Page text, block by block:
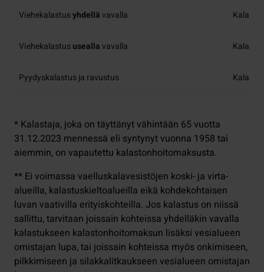
Viehekalastusyhdellävavalla
Viehekalastususeallavavalla
Pyydyskalastus ja ravustus
* Kalastaja, joka on täyttänyt vähintään 65 vuotta
31.12.2023 mennessä eli syntynyt vuonna 1958 tai
aiemmin, on vapautettu kalastonhoitomaksusta.
** Ei voimassa vaelluskalavesistöjen koski- ja virta-
alueilla, kalastuskieltoalueilla eikä kohdekohtaisen
luvan vaativilla erityiskohteilla. Jos kalastus on niissä
sallittu, tarvitaan joissain kohteissa yhdelläkin vavalla
kalastukseen kalastonhoitomaksun lisäksi vesialueen
omistajan lupa, tai joissain kohteissa myös onkimiseen,
pilkkimiseen ja silakkalitkaukseen vesialueen omistajan